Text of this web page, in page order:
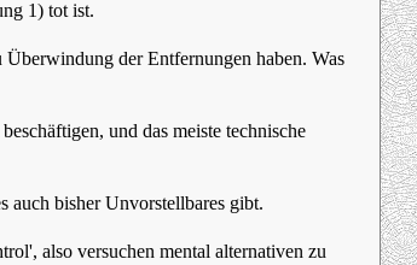
1) tot ist.
der Entfernungen haben. Was
und das meiste technische
auch bisher Unvorstellbares gibt.
also versuchen mental alternativen zu